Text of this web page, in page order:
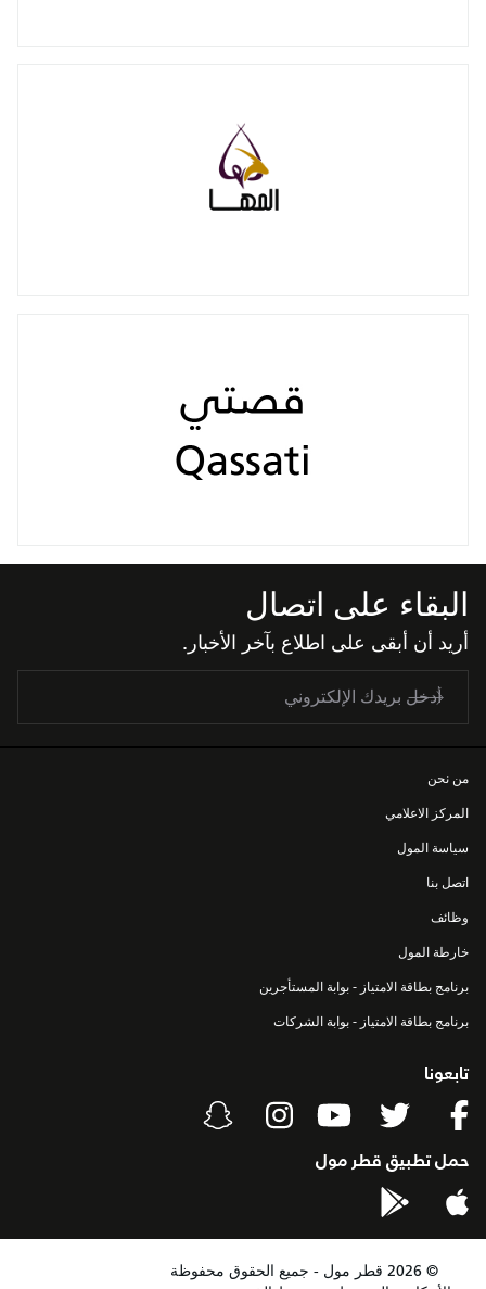
البقاء على اتصال
أريد أن أبقى على اطلاع بآخر الأخبار.
من نحن
المركز الاعلامي
سياسة المول
اتصل بنا
وظائف
خارطة المول
برنامج بطاقة الامتياز - بوابة المستأجرين
برنامج بطاقة الامتياز - بوابة الشركات
تابعونا
حمل تطبيق قطر مول
©
2026 قطر مول - جميع الحقوق محفوظة